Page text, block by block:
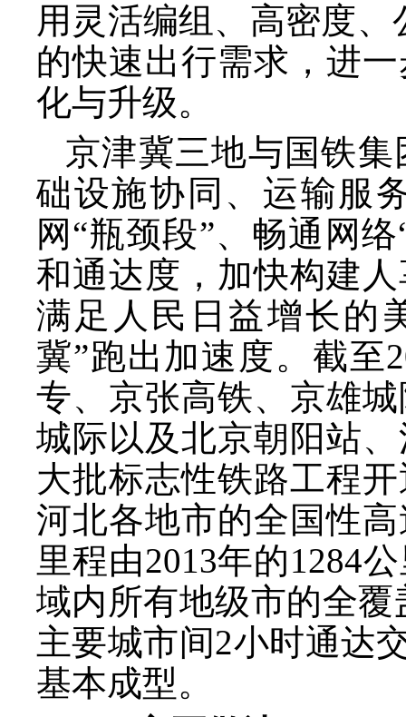
用灵活编组、高密度
的快速出行需求，进
化与升级。
京津冀三地与国铁
础设施协同、运输服
网“瓶颈段”、畅通网
和通达度，加快构建
满足人民日益增长的
冀”跑出加速度。截至
专、京张高铁、京雄
城际以及北京朝阳站
大批标志性铁路工程
河北各地市的全国性
里程由2013年的1284
域内所有地级市的全
主要城市间2小时通达
基本成型。